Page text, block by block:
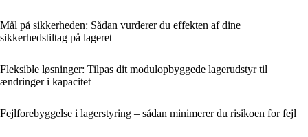
Mål på sikkerheden: Sådan vurderer du effekten af dine
sikkerhedstiltag på lageret
Fleksible løsninger: Tilpas dit modulopbyggede lagerudstyr til
ændringer i kapacitet
Fejlforebyggelse i lagerstyring – sådan minimerer du risikoen for fejl